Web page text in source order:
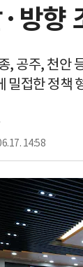
방향
, 공주, 천안
밀접한 정책
14:58